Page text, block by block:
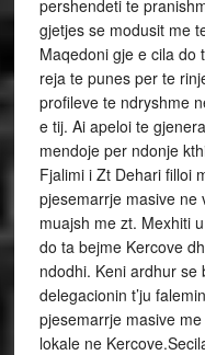
pershendeti te
gjetjes se modusit me
Maqedoni gje e cila do
reja te punes per te
profileve te ndryshme
e tij. Ai apeloi te
mendoje per ndonje
Fjalimi i Zt Dehari filloi
pjesemarrje masive ne
muajsh me zt. Mexhiti
do ta bejme Kercove
ndodhi. Keni ardhur
delegacionin t’ju
pjesemarrje masive
lokale ne